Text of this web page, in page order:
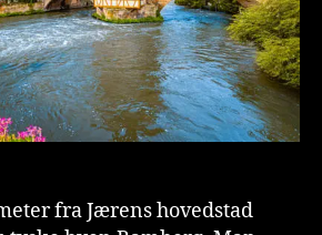
fra Jærens hovedstad